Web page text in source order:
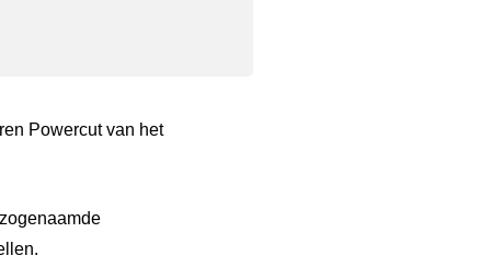
Powercut van het